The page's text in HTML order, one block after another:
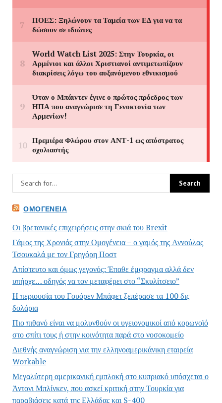
ΟΜΟΓΈΝΕΙΑ
Οι βρετανικές επιχειρήσεις στην σκιά του Brexit
Γάμος της Χρονιάς στην Ομογένεια – ο γαμός της Αννούλας
Τσουκαλά με τον Γρηγόρη Ποστ
Απίστευτο και όμως γεγονός: Έπαθε έμφραγμα αλλά δεν
υπήρχε… οδηγός να τον μεταφέρει στο “Σκυλίτσειο”
Η περιουσία του Γουόρεν Μπάφετ ξεπέρασε τα 100 δις
δολάρια
Πιο πιθανό είναι να μολυνθούν οι υγειονομικοί από κορωνοϊό
στο σπίτι τους ή στην κοινότητα παρά στο νοσοκομείο
Διεθνής αναγνώριση για την ελληνοαμερικάνικη εταιρεία
Workable
Μεγαλύτερη αμερικανική εμπλοκή στο κυπριακό υπόσχεται ο
Άντονι Μπλίνκεν, που ασκεί κριτική στην Τουρκία για
παραβιάσεις κατά της Ελλάδας και S-400